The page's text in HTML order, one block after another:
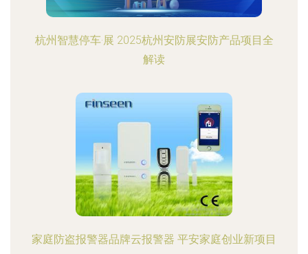
杭州智慧停车·展 2025杭州安防展安防产品项目全
解读
家庭防盗报警器品牌云报警器 平安家庭创业新项目